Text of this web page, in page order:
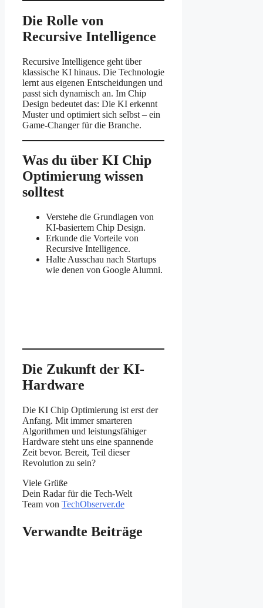
Die Rolle von
Recursive Intelligence
Recursive Intelligence geht über
klassische KI hinaus. Die Technologie
lernt aus eigenen Entscheidungen und
passt sich dynamisch an. Im Chip
Design bedeutet das: Die KI erkennt
Muster und optimiert sich selbst – ein
Game-Changer für die Branche.
Was du über KI Chip
Optimierung wissen
solltest
Verstehe die Grundlagen von
KI-basiertem Chip Design.
Erkunde die Vorteile von
Recursive Intelligence.
Halte Ausschau nach Startups
wie denen von Google Alumni.
Die Zukunft der KI-
Hardware
Die KI Chip Optimierung ist erst der
Anfang. Mit immer smarteren
Algorithmen und leistungsfähiger
Hardware steht uns eine spannende
Zeit bevor. Bereit, Teil dieser
Revolution zu sein?
Viele Grüße
Dein Radar für die Tech-Welt
Team von TechObserver.de
Verwandte Beiträge